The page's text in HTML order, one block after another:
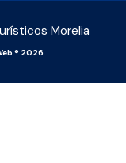
Morelia
® 2026